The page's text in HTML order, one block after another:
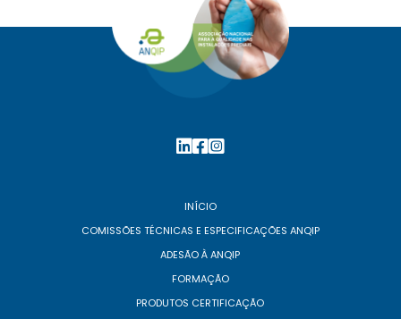
INÍCIO
COMISSÕES TÉCNICAS E ESPECIFICAÇÕES ANQIP
ADESÃO À ANQIP
FORMAÇÃO
PRODUTOS CERTIFICAÇÃO